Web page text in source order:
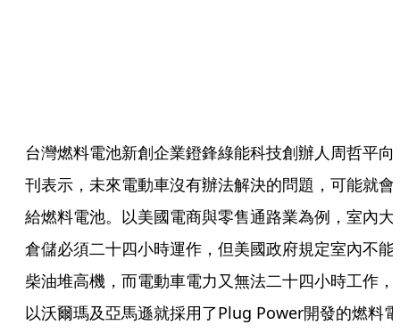
台灣燃料電池新創企業鐙鋒綠能科技創辦人周哲平向
刊表示，未來電動車沒有辦法解決的問題，可能就會
給燃料電池。以美國電商與零售通路業為例，室內大
倉儲必須二十四小時運作，但美國政府規定室內不能
柴油堆高機，而電動車電力又無法二十四小時工作，
以沃爾瑪及亞馬遜就採用了Plug Power開發的燃料電